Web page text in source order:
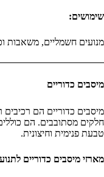
שימושים:
מנועים חשמליים, משאבות
מיסבים כדוריים
מיסבים כדוריים הם
חלקים מסתובבים. הם
טבעת פנימית וחיצונית.
מארזי מיסבים כדוריים